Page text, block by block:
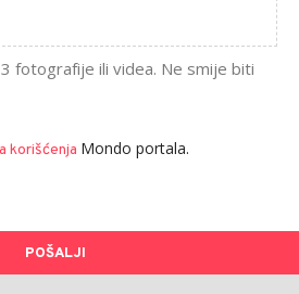
fotografije ili videa. Ne smije biti
korišćenja Mondo portala.
POŠALJI